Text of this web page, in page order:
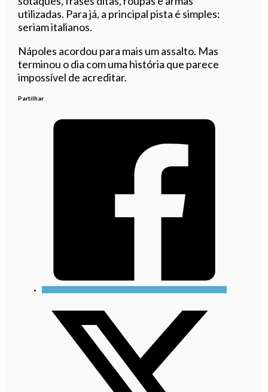
utilizadas. Para já, a principal pista é simples:
seriam italianos.
Nápoles acordou para mais um assalto. Mas
terminou o dia com uma história que parece
impossível de acreditar.
Partilhar